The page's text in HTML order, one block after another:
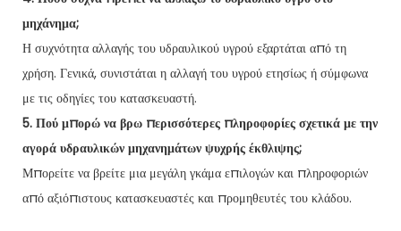
μηχάνημα;
Η συχνότητα αλλαγής του υδραυλικού υγρού εξαρτάται από τη
χρήση. Γενικά, συνιστάται η αλλαγή του υγρού ετησίως ή σύμφωνα
με τις οδηγίες του κατασκευαστή.
5. Πού μπορώ να βρω περισσότερες πληροφορίες σχετικά με την
αγορά υδραυλικών μηχανημάτων ψυχρής έκθλιψης;
Μπορείτε να βρείτε μια μεγάλη γκάμα επιλογών και πληροφοριών
από αξιόπιστους κατασκευαστές και προμηθευτές του κλάδου.